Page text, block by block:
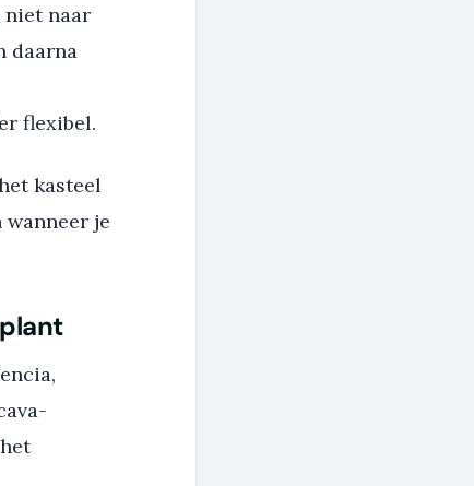
niet naar
daarna
flexibel.
kasteel
wanneer je